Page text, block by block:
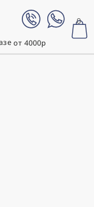
от 4000р
0